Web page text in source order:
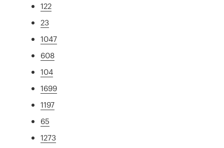
122
23
1047
608
104
1699
1197
65
1273